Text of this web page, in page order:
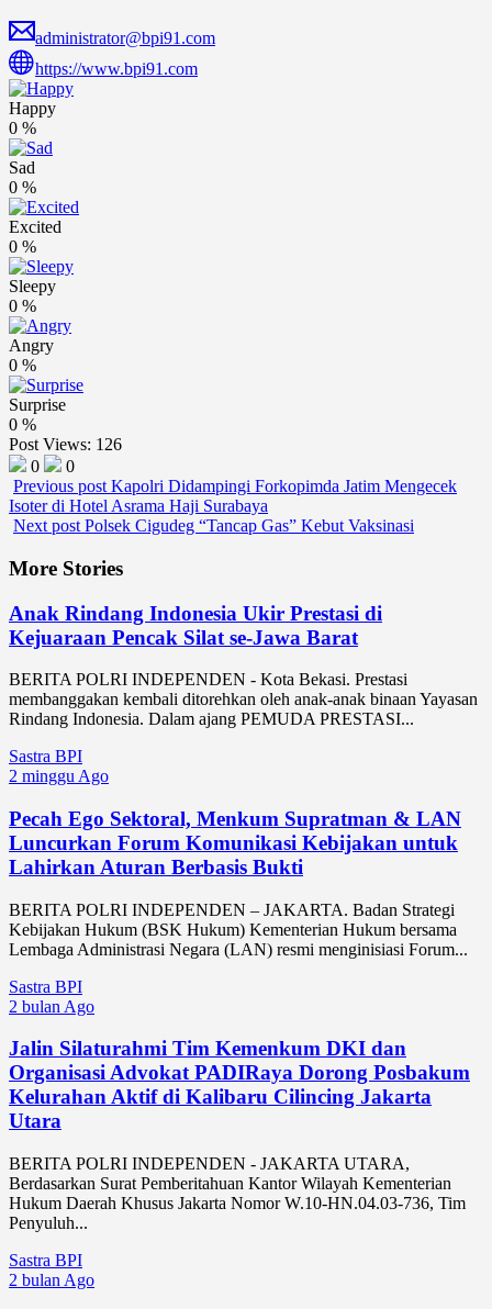
administrator@bpi91.com
https://www.bpi91.com
Happy
0 %
Sad
0 %
Excited
0 %
Sleepy
0 %
Angry
0 %
Surprise
0 %
Post Views: 126
0
0
Previous post Kapolri Didampingi Forkopimda Jatim Mengecek
Isoter di Hotel Asrama Haji Surabaya
Next post Polsek Cigudeg “Tancap Gas” Kebut Vaksinasi
More Stories
Anak Rindang Indonesia Ukir Prestasi di
Kejuaraan Pencak Silat se-Jawa Barat
BERITA POLRI INDEPENDEN - Kota Bekasi. Prestasi
membanggakan kembali ditorehkan oleh anak-anak binaan Yayasan
Rindang Indonesia. Dalam ajang PEMUDA PRESTASI...
Sastra BPI
2 minggu Ago
Pecah Ego Sektoral, Menkum Supratman & LAN
Luncurkan Forum Komunikasi Kebijakan untuk
Lahirkan Aturan Berbasis Bukti
BERITA POLRI INDEPENDEN – JAKARTA. Badan Strategi
Kebijakan Hukum (BSK Hukum) Kementerian Hukum bersama
Lembaga Administrasi Negara (LAN) resmi menginisiasi Forum...
Sastra BPI
2 bulan Ago
Jalin Silaturahmi Tim Kemenkum DKI dan
Organisasi Advokat PADIRaya Dorong Posbakum
Kelurahan Aktif di Kalibaru Cilincing Jakarta
Utara
BERITA POLRI INDEPENDEN - JAKARTA UTARA,
Berdasarkan Surat Pemberitahuan Kantor Wilayah Kementerian
Hukum Daerah Khusus Jakarta Nomor W.10-HN.04.03-736, Tim
Penyuluh...
Sastra BPI
2 bulan Ago